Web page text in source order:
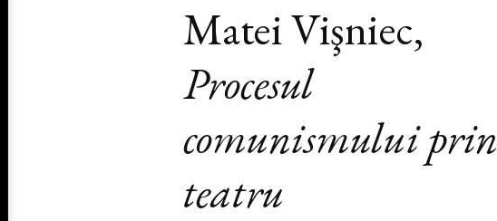
Matei Vişniec,
Procesul
comunismului prin
teatru